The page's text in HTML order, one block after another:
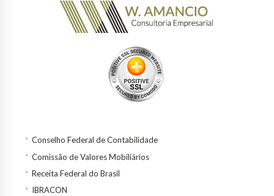
Conselho Federal de Contabilidade
Comissão de Valores Mobiliários
Receita Federal do Brasil
IBRACON